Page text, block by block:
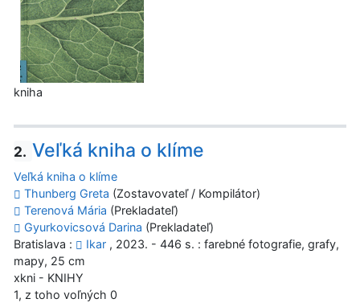
kniha
2. Veľká kniha o klíme
Veľká kniha o klíme
Thunberg Greta (Zostavovateľ / Kompilátor)
Terenová Mária (Prekladateľ)
Gyurkovicsová Darina (Prekladateľ)
Bratislava :
Ikar , 2023. - 446 s. : farebné fotografie, grafy,
mapy, 25 cm
xkni - KNIHY
1, z toho voľných 0